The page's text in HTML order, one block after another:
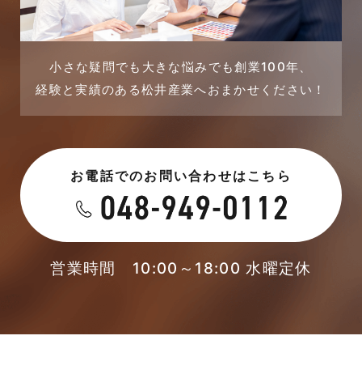
戸建賃貸住宅活用事例
採用情報
未分類
未分類
本店-ブログ
東武スカイツリーライン
2023年9月
2023年7月
2023年5月
2023年4月
2023年3月
小さな疑問でも大きな悩みでも創業100年、
経験と実績のある松井産業へおまかせください！
お電話でのお問い合わせはこちら
営業時間 10:00～18:00 水曜定休